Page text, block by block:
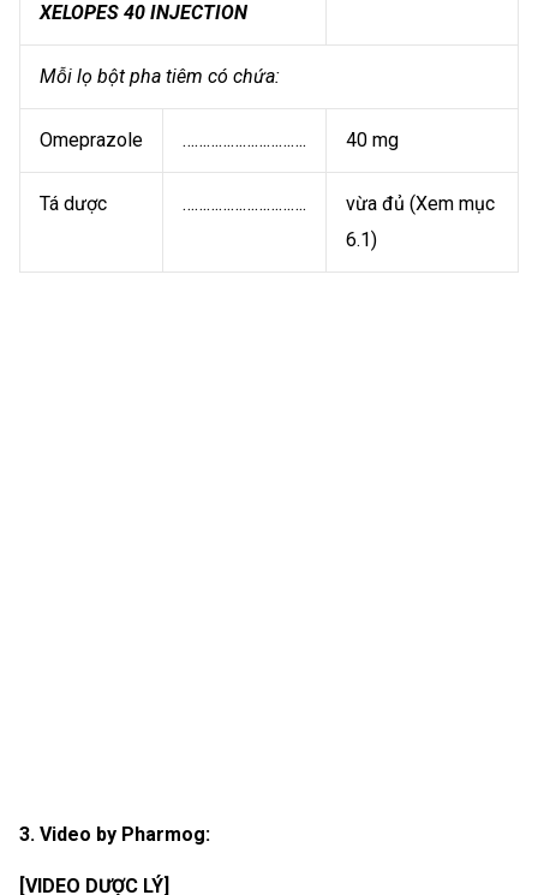
XELOPES 40 INJECTION
Mỗi lọ bột pha tiêm có chứa:
Omeprazole …………………………. 40 mg
Tá dược ………………………….
vừa đủ (Xem mục
6.1)
3. Video by Pharmog:
[VIDEO DƯỢC LÝ]